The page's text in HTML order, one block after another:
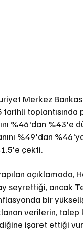
Merkez
tarihli
%46'dan %43'e
%49'dan
çekti.
açıklamada,
seyrettiği, ancak
bir
verilerin,
işaret ettiği